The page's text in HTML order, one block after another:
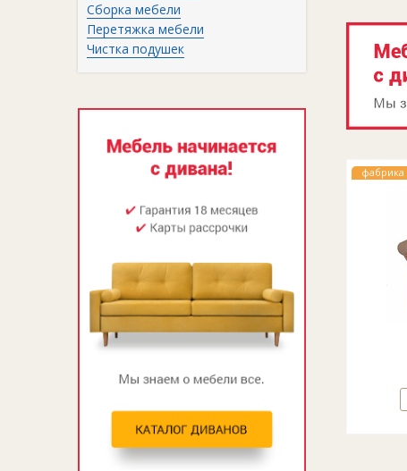
Сборка мебели
Перетяжка мебели
Чистка подушек
фабрика